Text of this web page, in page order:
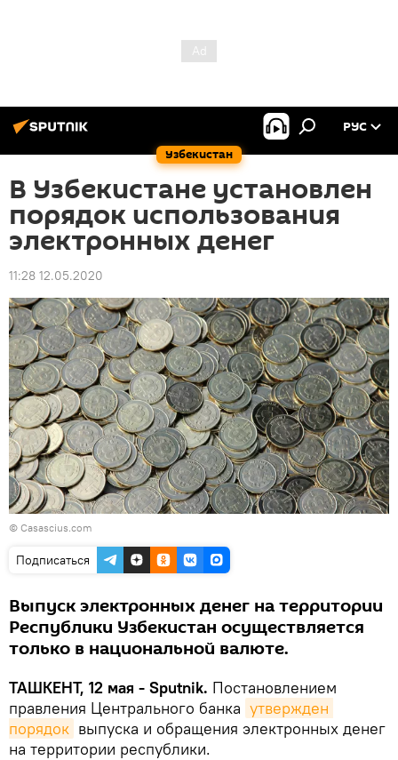
Узбекистан
РУС
В Узбекистане установлен
порядок использования
электронных денег
11:28 12.05.2020
© Casascius.com
Подписаться
Выпуск электронных денег на территории
Республики Узбекистан осуществляется
только в национальной валюте.
ТАШКЕНТ, 12 мая - Sputnik. Постановлением
правления Центрального банка утвержден
порядок выпуска и обращения электронных денег
на территории республики.